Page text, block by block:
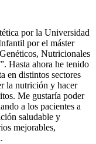
por la Universidad
por el máster
Nutricionales
Hasta ahora he tenido
en distintos sectores
la nutrición y hacer
Me gustaría poder
a los pacientes a
saludable y
mejorables,